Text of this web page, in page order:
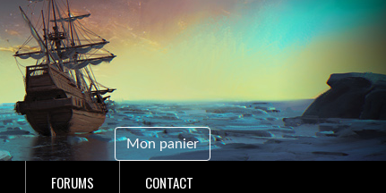
Mon panier
FORUMS CONTACT